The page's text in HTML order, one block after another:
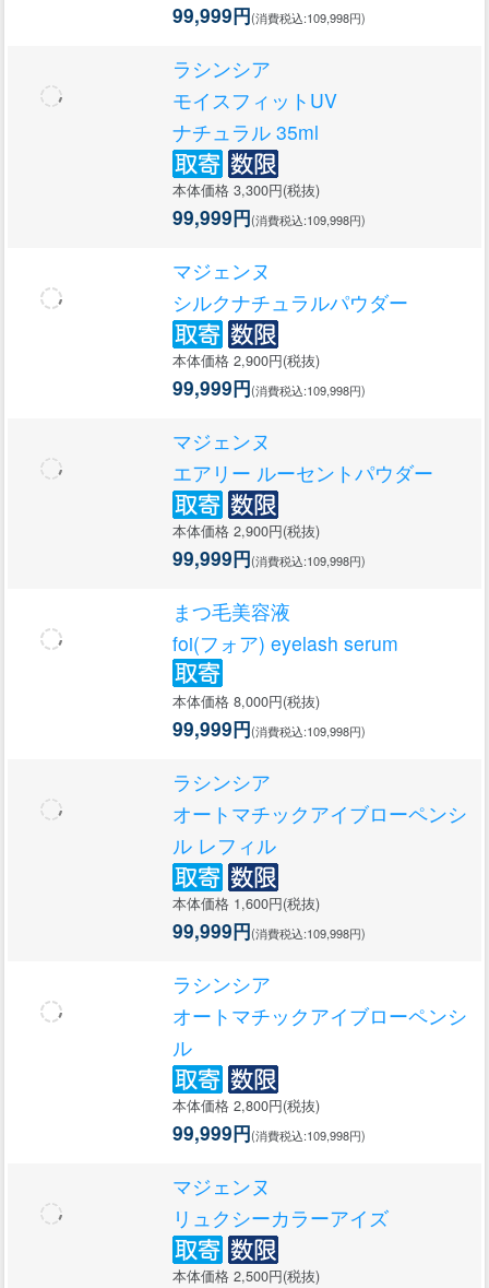
99,999円(消費税込:109,998円)
ラシンシア
モイスフィットUV
ナチュラル 35ml
本体価格 3,300円(税抜)
99,999円(消費税込:109,998円)
マジェンヌ
シルクナチュラルパウダー
本体価格 2,900円(税抜)
99,999円(消費税込:109,998円)
マジェンヌ
エアリー ルーセントパウダー
本体価格 2,900円(税抜)
99,999円(消費税込:109,998円)
まつ毛美容液
foi(フォア) eyelash serum
本体価格 8,000円(税抜)
99,999円(消費税込:109,998円)
ラシンシア
オートマチックアイブローペンシ
ル レフィル
本体価格 1,600円(税抜)
99,999円(消費税込:109,998円)
ラシンシア
オートマチックアイブローペンシ
ル
本体価格 2,800円(税抜)
99,999円(消費税込:109,998円)
マジェンヌ
リュクシーカラーアイズ
本体価格 2,500円(税抜)